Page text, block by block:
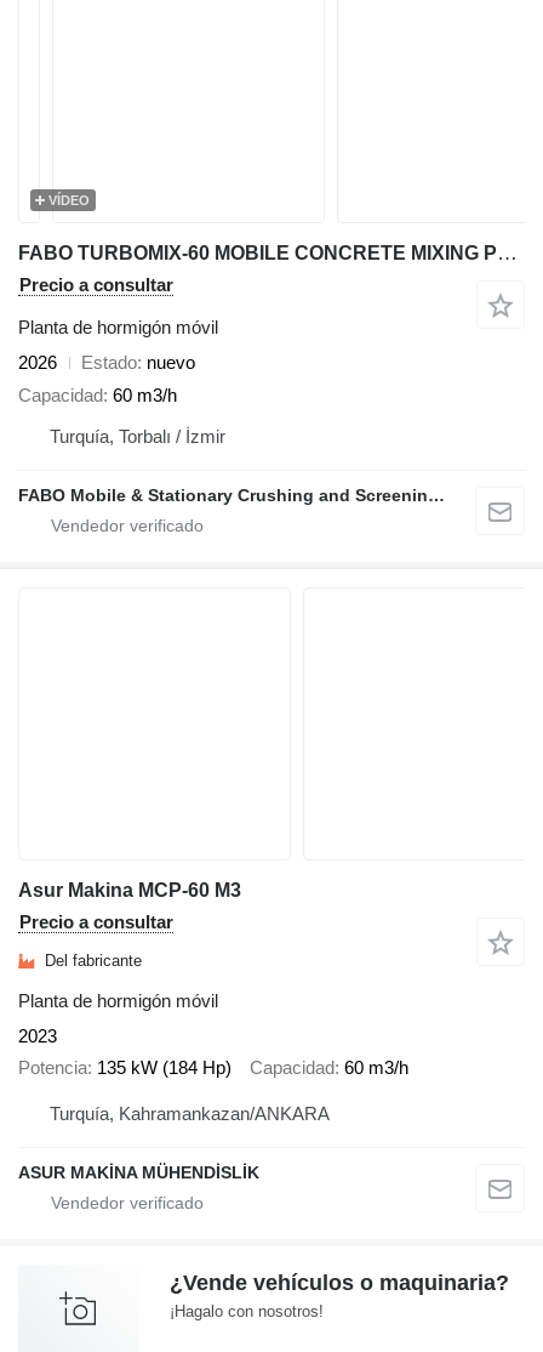
VÍDEO
FABO TURBOMIX-60 MOBILE CONCRETE MIXING PLANT
Precio a consultar
Planta de hormigón móvil
2026
Estado nuevo
Capacidad 60 m3/h
Turquía, Torbalı / İzmir
FABO Mobile & Stationary Crushing and Screening Plants | Concrete Batching Plants Manufacturer
Asur Makina MCP-60 M3
Precio a consultar
Del fabricante
Planta de hormigón móvil
2023
Potencia 135 kW (184 Hp) Capacidad 60 m3/h
Turquía, Kahramankazan/ANKARA
ASUR MAKİNA MÜHENDİSLİK
¿Vende vehículos o maquinaria?
¡Hagalo con nosotros!